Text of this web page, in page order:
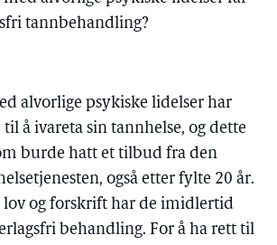
tannbehandling?
alvorlige psykiske lidelser har
å ivareta sin tannhelse, og dette
burde hatt et tilbud fra den
også etter fylte 20 år.
lov og forskrift har de imidlertid
behandling. For å ha rett til